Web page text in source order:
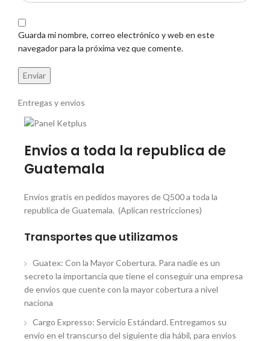
Guarda mi nombre, correo electrónico y web en este
navegador para la próxima vez que comente.
Entregas y envios
Envios a toda la republica de
Guatemala
Envios gratis en pedidos mayores de Q500 a toda la
republica de Guatemala. (Aplican restricciones)
Transportes que utilizamos
Guatex: Con la Mayor Cobertura. Para nadie es un
secreto la importancia que tiene el conseguir una empresa
de envíos que cuente con la mayor cobertura a nivel
naciona
Cargo Expresso: Servicio Estándard. Entregamos su
envio en el transcurso del siguiente dia hábil, para envios